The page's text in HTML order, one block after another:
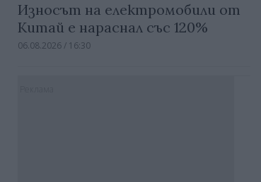
Износът на електромобили от
Китай е нараснал със 120%
06.08.2026 / 16:30